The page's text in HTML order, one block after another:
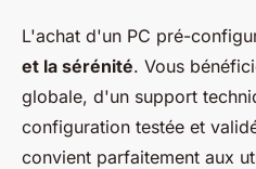
L'achat d'un PC pré-
et la sérénité. Vous
globale, d'un support
configuration testée et
convient parfaitement aux